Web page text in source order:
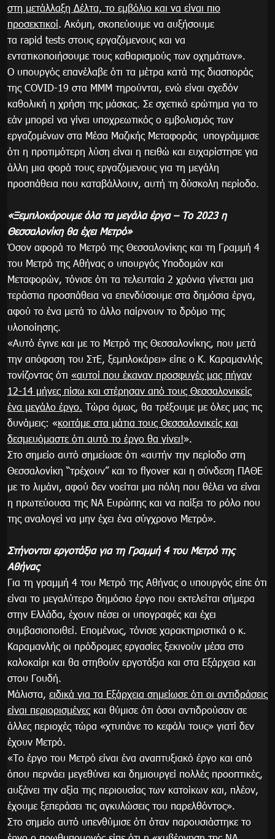
στη μετάλλαξη Δέλτα, το εμβόλιο και να είναι πιο
προσεκτικοί. Ακόμη, σκοπεύουμε να αυξήσουμε
τα rapid tests στους εργαζόμενους και να
εντατικοποιήσουμε τους καθαρισμούς των οχημάτων».
Ο υπουργός επανέλαβε ότι τα μέτρα κατά της διασποράς
της COVID-19 στα ΜΜΜ τηρούνται, ενώ είναι σχεδόν
καθολική η χρήση της μάσκας. Σε σχετικό ερώτημα για το
εάν μπορεί να γίνει υποχρεωτικός ο εμβολισμός των
εργαζομένων στα Μέσα Μαζικής Μεταφοράς υπογράμμισε
ότι η προτιμότερη λύση είναι η πειθώ και ευχαρίστησε για
άλλη μια φορά τους εργαζόμενους για τη μεγάλη
προσπάθεια που καταβάλλουν, αυτή τη δύσκολη περίοδο.
«Ξεμπλοκάρουμε όλα τα μεγάλα έργα – Το 2023 η
Θεσσαλονίκη θα έχει Μετρό»
Όσον αφορά το Μετρό της Θεσσαλονίκης και τη Γραμμή 4
του Μετρό της Αθήνας ο υπουργός Υποδομών και
Μεταφορών, τόνισε ότι τα τελευταία 2 χρόνια γίνεται μια
τεράστια προσπάθεια να επενδύσουμε στα δημόσια έργα,
αφού το ένα μετά το άλλο παίρνουν το δρόμο της
υλοποίησης.
«Αυτό έγινε και με το Μετρό της Θεσσαλονίκης, που μετά
την απόφαση του ΣτΕ, ξεμπλοκάρει» είπε ο Κ. Καραμανλής
τονίζοντας ότι «αυτοί που έκαναν προσφυγές μας πήγαν
12-14 μήνες πίσω και στέρησαν από τους Θεσσαλονικείς
ένα μεγάλο έργο. Τώρα όμως, θα τρέξουμε με όλες μας τις
δυνάμεις: «κοιτάμε στα μάτια τους Θεσσαλονικείς και
δεσμευόμαστε ότι αυτό το έργο θα γίνει!».
Στο σημείο αυτό σημείωσε ότι «αυτήν την περίοδο στη
Θεσσαλονίκη ‘‘τρέχουν’’ και το flyover και η σύνδεση ΠΑΘΕ
με το λιμάνι, αφού δεν νοείται μια πόλη που θέλει να είναι
η πρωτεύουσα της ΝΑ Ευρώπης και να παίξει το ρόλο που
της αναλογεί να μην έχει ένα σύγχρονο Μετρό».
Στήνονται εργοτάξια για τη Γραμμή 4 του Μετρό της
Αθήνας
Για τη γραμμή 4 του Μετρό της Αθήνας ο υπουργός είπε ότι
είναι το μεγαλύτερο δημόσιο έργο που εκτελείται σήμερα
στην Ελλάδα, έχουν πέσει οι υπογραφές και έχει
συμβασιοποιθεί. Επομένως, τόνισε χαρακτηριστικά ο κ.
Καραμανλής οι πρόδρομες εργασίες ξεκινούν μέσα στο
καλοκαίρι και θα στηθούν εργοτάξια και στα Εξάρχεια και
στου Γουδή.
Μάλιστα, ειδικά για τα Εξάρχεια σημείωσε ότι οι αντιδράσεις
είναι περιορισμένες και θύμισε ότι όσοι αντιδρούσαν σε
άλλες περιοχές τώρα «χτυπάνε το κεφάλι τους» γιατί δεν
έχουν Μετρό.
«Το έργο του Μετρό είναι ένα αναπτυξιακό έργο και από
όπου περνάει μεγεθύνει και δημιουργεί πολλές προοπτικές,
αυξάνει την αξία της περιουσίας των κατοίκων και, πλέον,
έχουμε ξεπεράσει τις αγκυλώσεις του παρελθόντος».
Στο σημείο αυτό υπενθύμισε ότι όταν παρουσιάστηκε το